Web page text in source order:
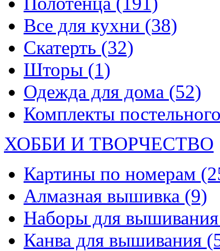
Все для кухни (38)
Скатерть (32)
Шторы (1)
Одежда для дома (52)
Комплекты
ХОББИ И ТВОРЧЕСТВО
Картины по номерам
Алмазная вышивка (9)
Наборы для
Канва для вышивания